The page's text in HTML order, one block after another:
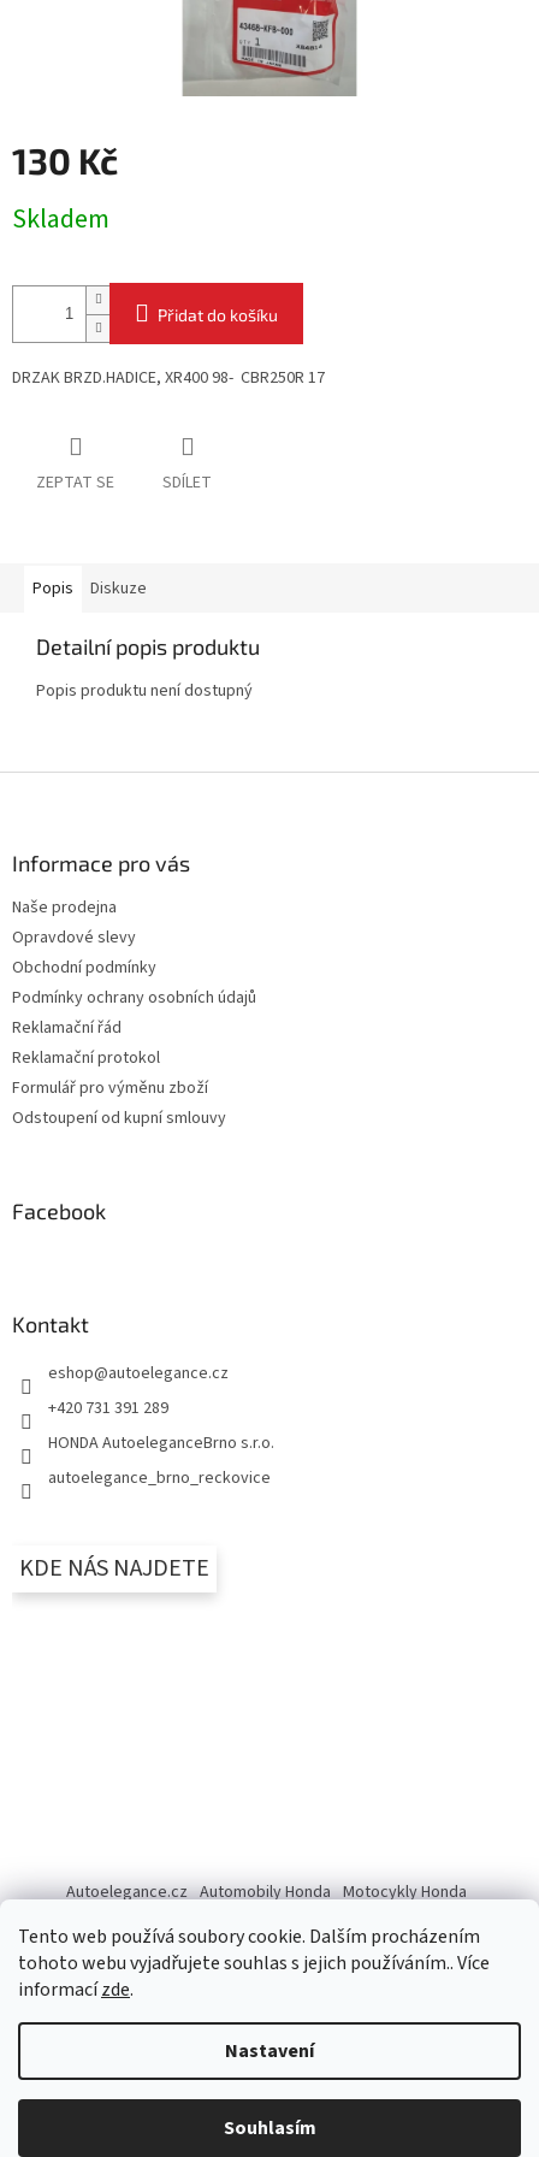
Tento web používá soubory cookie. Dalším procházením
tohoto webu vyjadřujete souhlas s jejich používáním.. Více
informacízde.
Nastavení
Souhlasím
130 Kč
cena:
Skladem
Přidat do košíku
DRZAK BRZD.HADICE, XR400 98- CBR250R 17
ZEPTAT SE SDÍLET
Popis Diskuze
Detailní popis produktu
Popis produktu není dostupný
Informace pro vás
Naše prodejna
Opravdové slevy
Obchodní podmínky
Podmínky ochrany osobních údajů
Reklamační řád
Reklamační protokol
Formulář pro výměnu zboží
Odstoupení od kupní smlouvy
Facebook
Kontakt
eshop@autoelegance.cz
+420 731 391 289
HONDA AutoeleganceBrno s.r.o.
autoelegance_brno_reckovice
KDE NÁS NAJDETE
Autoelegance.cz Automobily Honda Motocykly Honda
Copyright 2026Autoelegance Brno s.r.o.. Všechna práva
vyhrazena.